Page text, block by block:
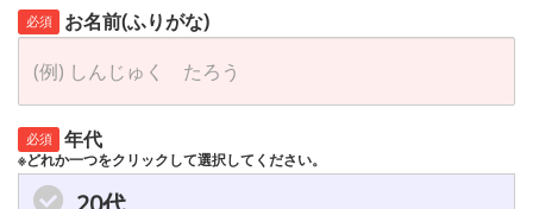
必須 お名前(ふりがな)
必須 年代
※どれか一つをクリックして選択してください。